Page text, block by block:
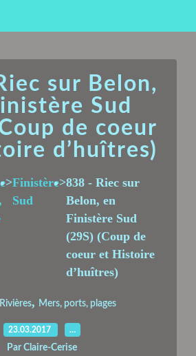
sur Belon,
Sud
de coeur
d’huîtres)
>Finistère
Sud
>838 - Riec sur
Belon, en
Finistère Sud
(29S) (Coup de
coeur et Histoire
d’huîtres)
, Mers, ports, plages
23.03.2017 …
Par Claire-Cerise